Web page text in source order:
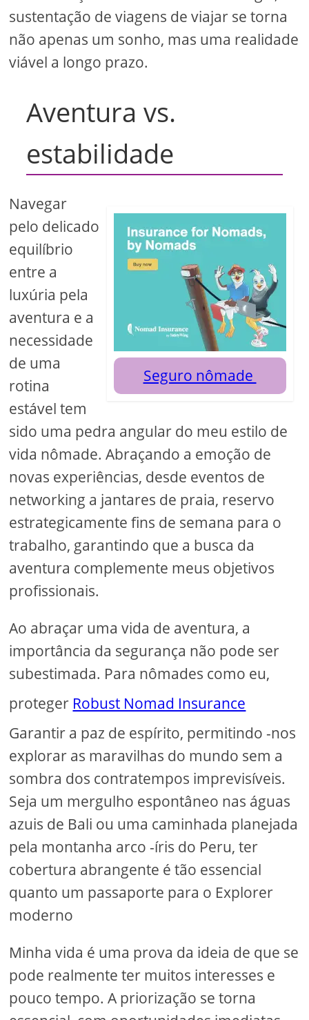
sustentação de viagens de viajar se torna
não apenas um sonho, mas uma realidade
viável a longo prazo.
Aventura vs.
estabilidade
Seguro nômade
Navegar
pelo delicado
equilíbrio
entre a
luxúria pela
aventura e a
necessidade
de uma
rotina
estável tem
sido uma pedra angular do meu estilo de
vida nômade. Abraçando a emoção de
novas experiências, desde eventos de
networking a jantares de praia, reservo
estrategicamente fins de semana para o
trabalho, garantindo que a busca da
aventura complemente meus objetivos
profissionais.
Ao abraçar uma vida de aventura, a
importância da segurança não pode ser
subestimada. Para nômades como eu,
proteger Robust Nomad Insurance
Garantir a paz de espírito, permitindo -nos
explorar as maravilhas do mundo sem a
sombra dos contratempos imprevisíveis.
Seja um mergulho espontâneo nas águas
azuis de Bali ou uma caminhada planejada
pela montanha arco -íris do Peru, ter
cobertura abrangente é tão essencial
quanto um passaporte para o Explorer
moderno
Minha vida é uma prova da ideia de que se
pode realmente ter muitos interesses e
pouco tempo. A priorização se torna